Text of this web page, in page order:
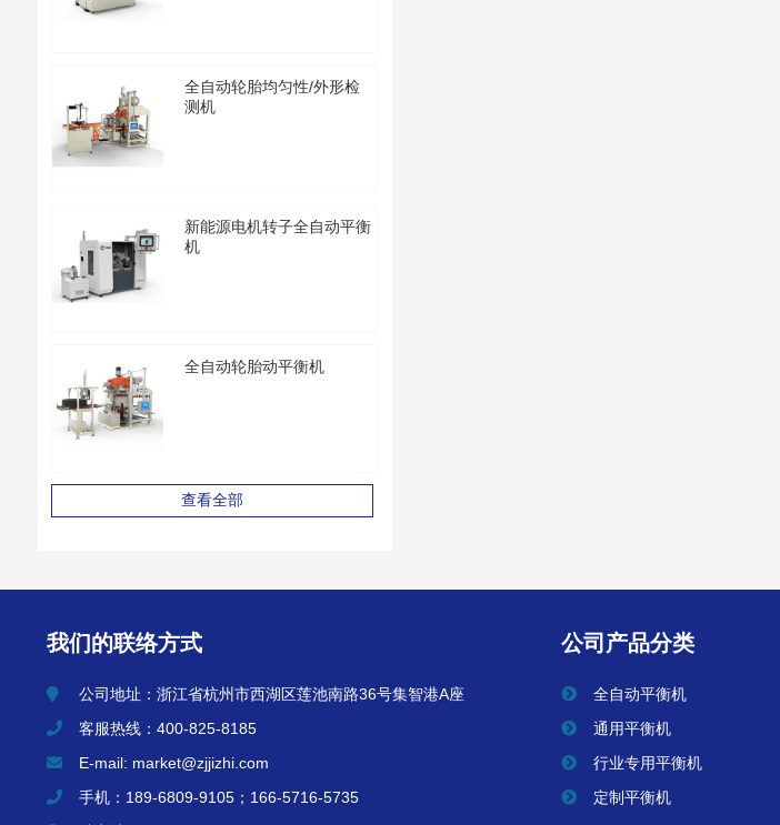
全自动轮胎均匀性/外形检
测机
新能源电机转子全自动平衡
机
全自动轮胎动平衡机
查看全部
我们的联络方式
公司地址：浙江省杭州市西湖区莲池南路36号集智港A座
客服热线：400-825-8185
E-mail: market@zjjizhi.com
手机：189-6809-9105；166-5716-5735
公司产品分类
全自动平衡机
通用平衡机
行业专用平衡机
定制平衡机